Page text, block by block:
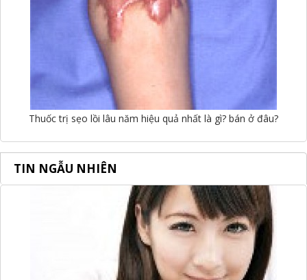
Thuốc trị sẹo lồi lâu năm hiệu quả nhất là gì? bán ở đâu?
TIN NGẪU NHIÊN